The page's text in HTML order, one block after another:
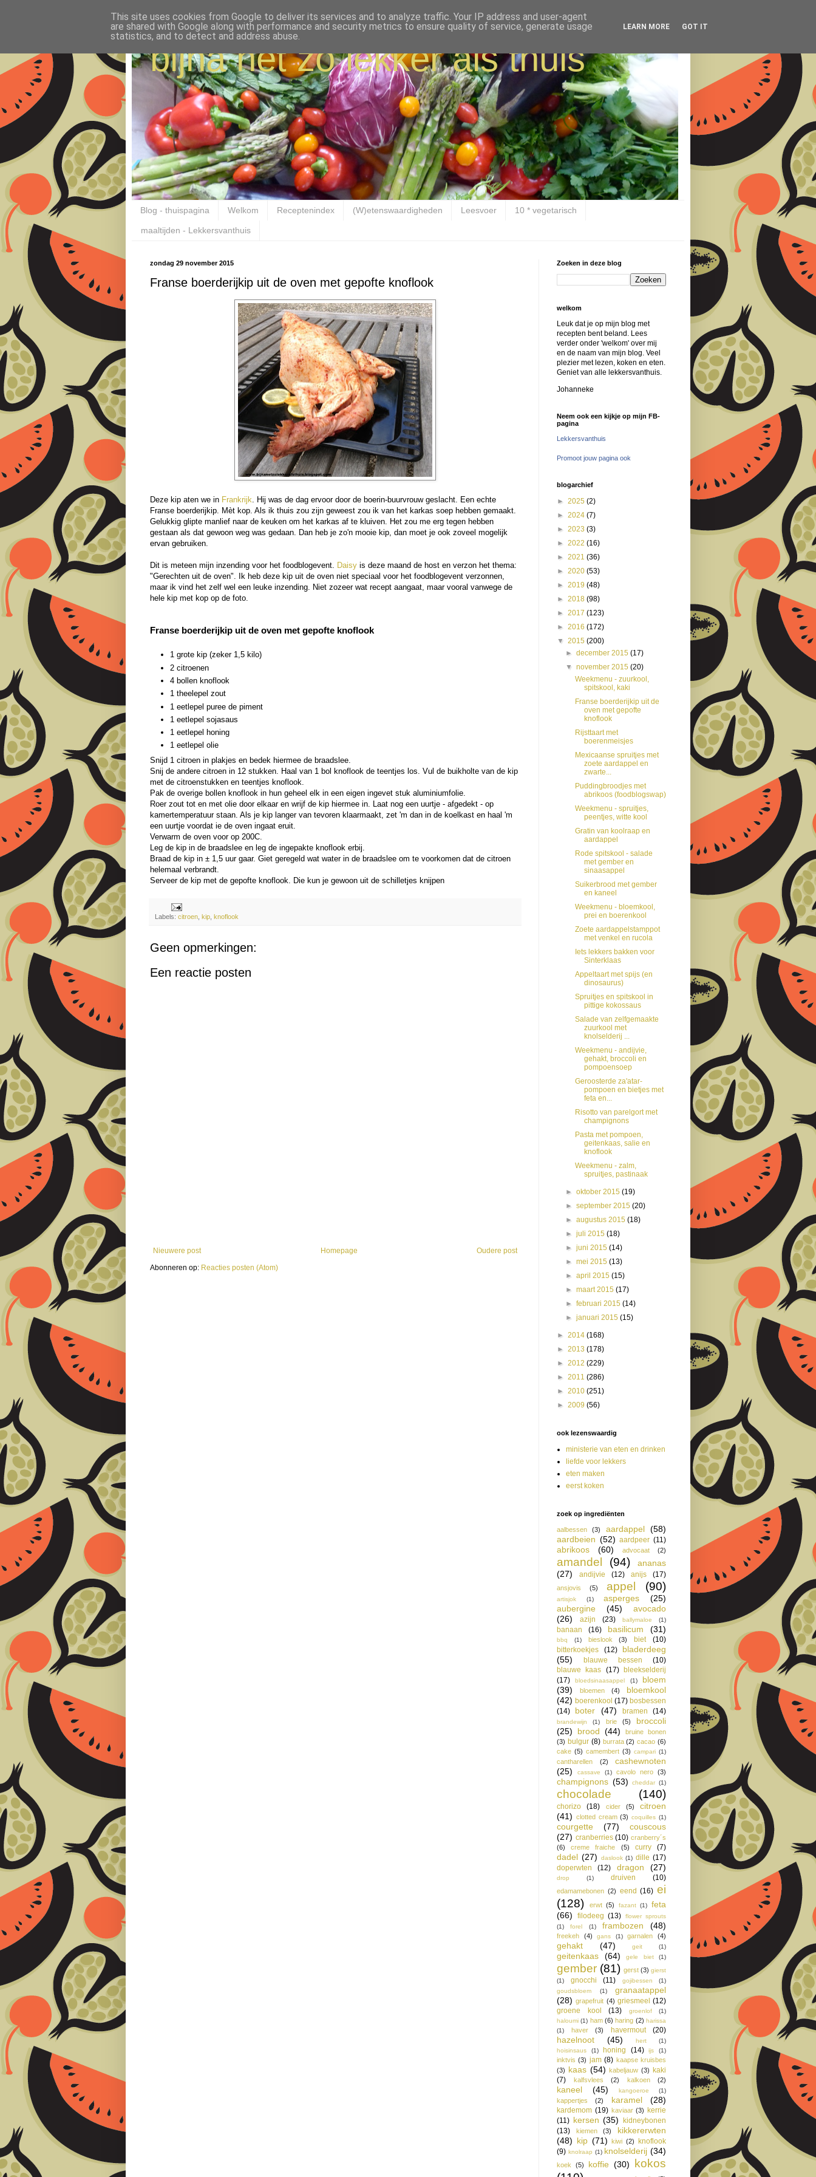
bijna net zo lekker als thuis
Blog - thuispagina Welkom Receptenindex (W)etenswaardigheden Leesvoer 10 * vegetarisch
maaltijden - Lekkersvanthuis
zondag 29 november 2015
Franse boerderijkip uit de oven met gepofte knoflook
Deze kip aten we in Frankrijk . Hij was de dag ervoor door de boerin-buurvrouw geslacht. Een echte
Franse boerderijkip. Mèt kop. Als ik thuis zou zijn geweest zou ik van het karkas soep hebben gemaakt.
Gelukkig glipte manlief naar de keuken om het karkas af te kluiven. Het zou me erg tegen hebben
gestaan als dat gewoon weg was gedaan. Dan heb je zo'n mooie kip, dan moet je ook zoveel mogelijk
ervan gebruiken.
Dit is meteen mijn inzending voor het foodblogevent. Daisy is deze maand de host en verzon het thema:
"Gerechten uit de oven". Ik heb deze kip uit de oven niet speciaal voor het foodblogevent verzonnen,
maar ik vind het zelf wel een leuke inzending. Niet zozeer wat recept aangaat, maar vooral vanwege de
hele kip met kop op de foto.
Franse boerderijkip uit de oven met gepofte knoflook
1 grote kip (zeker 1,5 kilo)
2 citroenen
4 bollen knoflook
1 theelepel zout
1 eetlepel puree de piment
1 eetlepel sojasaus
1 eetlepel honing
1 eetlepel olie
Snijd 1 citroen in plakjes en bedek hiermee de braadslee.
Snij de andere citroen in 12 stukken. Haal van 1 bol knoflook de teentjes los. Vul de buikholte van de kip
met de citroenstukken en teentjes knoflook.
Pak de overige bollen knoflook in hun geheel elk in een eigen ingevet stuk aluminiumfolie.
Roer zout tot en met olie door elkaar en wrijf de kip hiermee in. Laat nog een uurtje - afgedekt - op
kamertemperatuur staan. Als je kip langer van tevoren klaarmaakt, zet 'm dan in de koelkast en haal 'm
een uurtje voordat ie de oven ingaat eruit.
Verwarm de oven voor op 200C.
Leg de kip in de braadslee en leg de ingepakte knoflook erbij.
Braad de kip in ± 1,5 uur gaar. Giet geregeld wat water in de braadslee om te voorkomen dat de citroen
helemaal verbrandt.
Serveer de kip met de gepofte knoflook. Die kun je gewoon uit de schilletjes knijpen
Labels: citroen kip knoflook
Geen opmerkingen:
Een reactie posten
Nieuwere post Oudere post
Homepage
Abonneren op: Reacties posten (Atom)
Zoeken in deze blog
welkom
Leuk dat je op mijn blog met
recepten bent beland. Lees
verder onder 'welkom' over mij
en de naam van mijn blog. Veel
plezier met lezen, koken en eten.
Geniet van alle lekkersvanthuis.
Johanneke
Neem ook een kijkje op mijn FB-
pagina
Lekkersvanthuis
Promoot jouw pagina ook
blogarchief
► 2025 (2)
► 2024 (7)
► 2023 (3)
► 2022 (16)
► 2021 (36)
► 2020 (53)
► 2019 (48)
► 2018 (98)
► 2017 (123)
► 2016 (172)
▼ 2015 (200)
►december 2015(17)
▼november 2015(20)
Weekmenu - zuurkool,
spitskool, kaki
Franse boerderijkip uit de
oven met gepofte
knoflook
Rijsttaart met
boerenmeisjes
Mexicaanse spruitjes met
zoete aardappel en
zwarte...
Puddingbroodjes met
abrikoos (foodblogswap)
Weekmenu - spruitjes,
peentjes, witte kool
Gratin van koolraap en
aardappel
Rode spitskool - salade
met gember en
sinaasappel
Suikerbrood met gember
en kaneel
Weekmenu - bloemkool,
prei en boerenkool
Zoete aardappelstamppot
met venkel en rucola
Iets lekkers bakken voor
Sinterklaas
Appeltaart met spijs (en
dinosaurus)
Spruitjes en spitskool in
pittige kokossaus
Salade van zelfgemaakte
zuurkool met
knolselderij ...
Weekmenu - andijvie,
gehakt, broccoli en
pompoensoep
Geroosterde za'atar-
pompoen en bietjes met
feta en...
Risotto van parelgort met
champignons
Pasta met pompoen,
geitenkaas, salie en
knoflook
Weekmenu - zalm,
spruitjes, pastinaak
►oktober 2015(19)
►september 2015(20)
►augustus 2015(18)
►juli 2015(18)
►juni 2015(14)
►mei 2015(13)
►april 2015(15)
►maart 2015(17)
►februari 2015(14)
►januari 2015(15)
► 2014 (168)
► 2013 (178)
► 2012 (229)
► 2011 (286)
► 2010 (251)
► 2009 (56)
ook lezenswaardig
ministerie van eten en drinken
liefde voor lekkers
eten maken
eerst koken
zoek op ingrediënten
aalbessen (3) aardappel (58)
aardbeien (52) aardpeer (11)
abrikoos (60) advocaat (2)
amandel (94)
ananas
(27)
andijvie (12) anijs (17)
ansjovis (5) appel (90)
artisjok (1) asperges
(25)
aubergine
(45)
avocado
(26)
azijn (23) ballymaloe (1)
banaan (16) basilicum (31)
bbq (1) bieslook (3) biet
(10)
bitterkoekjes
(12)
bladerdeeg
(55)
blauwe bessen
(10)
blauwe kaas (17) bleekselderij
(17)
bloedsinaasappel (1)
bloem
(39)
bloemen (4)
bloemkool
(42) boerenkool (17) bosbessen
(14)
boter (47) bramen (14)
brandewijn (1) brie (5)
broccoli
(25)
brood (44)
bruine bonen
(3) bulgur (8) burrata (2) cacao (6)
cake (5) camembert (3) campari (1)
cantharellen (2)
cashewnoten
(25)
cassave (1) cavolo nero (3)
champignons (53) cheddar (1)
chocolade (140)
chorizo (18) cider (5)
citroen
(41) clotted cream (3) coquilles (1)
courgette (77)
couscous
(27) cranberries (10) cranberry´s
(6)
creme fraiche (5) curry (7)
dadel (27) daslook (1) dille (17)
doperwten
(12) dragon (27)
drop (1) druiven (10)
edamamebonen (2) eend (16) ei
(128)
erwt (5) fazant (1)
feta
(66)
filodeeg (13)
flower sprouts
(1)
forel (1) frambozen (48)
freekeh (4) gans (1) garnalen (4)
gehakt (47) geit (1)
geitenkaas (64) gele biet (1)
gember (81) gerst (3) gierst
(1)
gnocchi (11) gojibessen
(1)
goudsbloem
(1)
granaatappel
(28) grapefruit (4) griesmeel (12)
groene kool
(13) groenlof
(1)
haloumi (1) ham (6) haring (2) harissa
(1)
haver (3) havermout (20)
hazelnoot (45) hert
(1)
hoisinsaus
(1) honing (14) ijs (1)
inktvis (3) jam (8) kaapse kruisbes
(3) kaas (54) kabeljauw (3) kaki
(7)
kalfsvlees (2) kalkoen (2)
kaneel (45) kangoeroe (1)
kappertjes (2) karamel (28)
kardemom (19) kaviaar (3) kerrie
(11) kersen (35) kidneybonen
(13)
kiemen (3)
kikkererwten
(48) kip (71) kiwi (2) knoflook
(9) knolraap (1) knolselderij (34)
koek (5) koffie (30)
kokos
This site uses cookies from Google to deliver its services and to analyze traffic. Your IP address and user-agent
are shared with Google along with performance and security metrics to ensure quality of service, generate usage
statistics, and to detect and address abuse.
LEARN MORE GOT IT